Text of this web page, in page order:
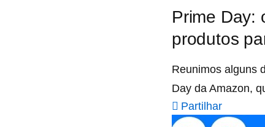
Prime Day:
produtos
Reunimos alguns
Day da Amazon,
Partilhar